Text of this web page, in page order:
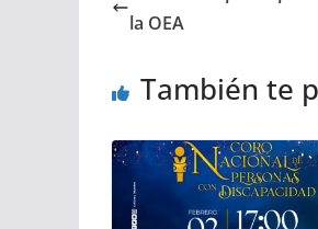
la OEA
También te